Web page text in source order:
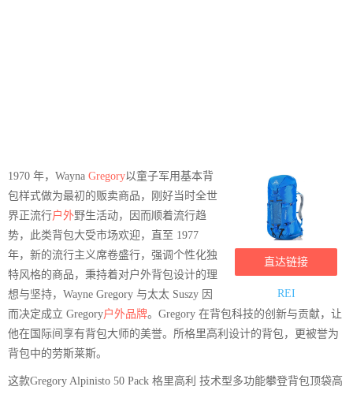
直达链接
REI
1970 年，Wayna Gregory以童子军用基本背
包样式做为最初的贩卖商品，刚好当时全世
界正流行户外野生活动，因而顺着流行趋
势，此类背包大受市场欢迎，直至 1977
年，新的流行主义席卷盛行，强调个性化独
特风格的商品，秉持着对户外背包设计的理
想与坚持，Wayne Gregory 与太太 Suszy 因
而决定成立 Gregory户外品牌。Gregory 在背包科技的创新与贡献，让
他在国际间享有背包大师的美誉。所格里高利设计的背包，更被誉为
背包中的劳斯莱斯。
这款Gregory Alpinisto 50 Pack 格里高利 技术型多功能攀登背包顶袋高